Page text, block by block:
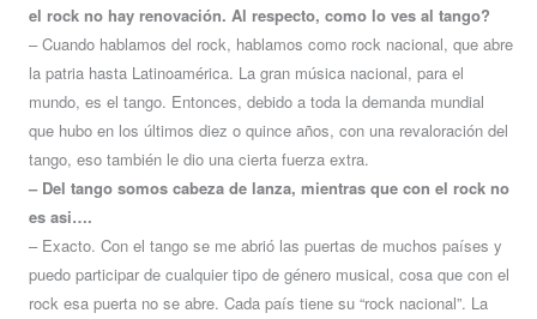
el rock no hay renovación. Al respecto, como lo ves al tango?
– Cuando hablamos del rock, hablamos como rock nacional, que abre
la patria hasta Latinoamérica. La gran música nacional, para el
mundo, es el tango. Entonces, debido a toda la demanda mundial
que hubo en los últimos diez o quince años, con una revaloración del
tango, eso también le dio una cierta fuerza extra.
– Del tango somos cabeza de lanza, mientras que con el rock no
es asi….
– Exacto. Con el tango se me abrió las puertas de muchos países y
puedo participar de cualquier tipo de género musical, cosa que con el
rock esa puerta no se abre. Cada país tiene su “rock nacional”. La